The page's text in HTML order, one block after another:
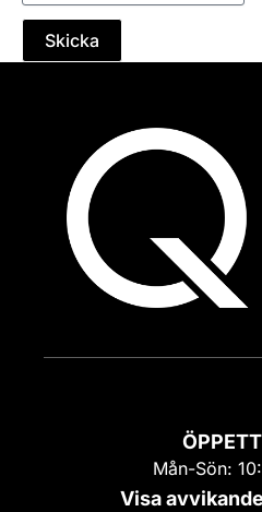
Skicka
Mån-Sön:
Visa